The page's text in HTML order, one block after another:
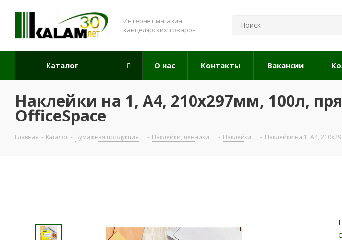
Интернет магазин
канцелярских товаров
Каталог О нас Контакты Вакансии
Наклейки на 1, А4, 210x297мм, 100л,
OfficeSpace
Главная - Каталог - Бумажная продукция - Наклейки, ценники - Наклейки - Наклейки на 1, А4,